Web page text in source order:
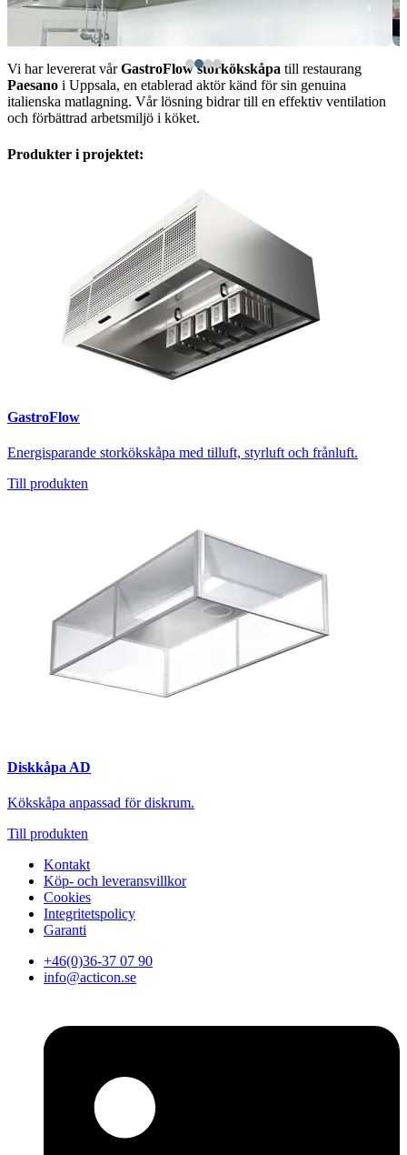
Vi har levererat vårGastroFlow storkökskåpa till restaurang
Paesano i Uppsala, en etablerad aktör känd för sin genuina
italienska matlagning. Vår lösning bidrar till en effektiv ventilation
och förbättrad arbetsmiljö i köket.
Produkter i projektet:
GastroFlow
Energisparande storkökskåpa med tilluft, styrluft och frånluft.
Till produkten
Diskkåpa AD
Kökskåpa anpassad för diskrum.
Till produkten
Kontakt
Köp- och leveransvillkor
Cookies
Integritetspolicy
Garanti
+46(0)36-37 07 90
info@acticon.se